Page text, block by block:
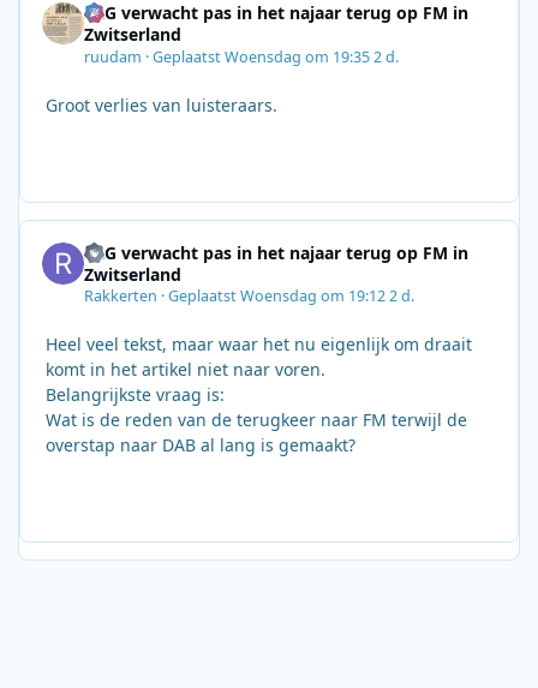
SRG verwacht pas in het najaar terug op FM in
Zwitserland
ruudam ·GeplaatstWoensdag om 19:352 d.
Groot verlies van luisteraars.
SRG verwacht pas in het najaar terug op FM in
Zwitserland
Rakkerten ·GeplaatstWoensdag om 19:122 d.
Heel veel tekst, maar waar het nu eigenlijk om draait
komt in het artikel niet naar voren.
Belangrijkste vraag is:
Wat is de reden van de terugkeer naar FM terwijl de
overstap naar DAB al lang is gemaakt?